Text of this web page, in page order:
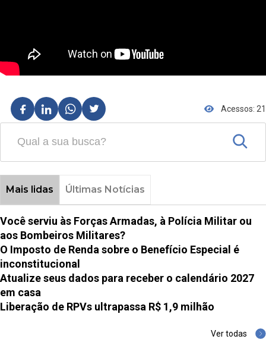
Acessos: 21
Mais lidas Últimas Notícias
Você serviu às Forças Armadas, à Polícia Militar ou
aos Bombeiros Militares?
O Imposto de Renda sobre o Benefício Especial é
inconstitucional
Atualize seus dados para receber o calendário 2027
em casa
Liberação de RPVs ultrapassa R$ 1,9 milhão
Ver todas